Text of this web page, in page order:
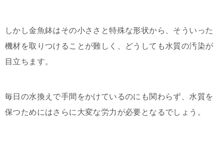
しかし金魚鉢はその小ささと特殊な形状から、そういった
機材を取りつけることが難しく、どうしても水質の汚染が
目立ちます。
毎日の水換えで手間をかけているのにも関わらず、水質を
保つためにはさらに大変な労力が必要となるでしょう。